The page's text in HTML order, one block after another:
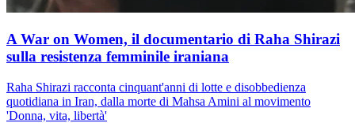
A War on Women, il documentario di Raha Shirazi
sulla resistenza femminile iraniana
Raha Shirazi racconta cinquant'anni di lotte e disobbedienza
quotidiana in Iran, dalla morte di Mahsa Amini al movimento
'Donna, vita, libertà'